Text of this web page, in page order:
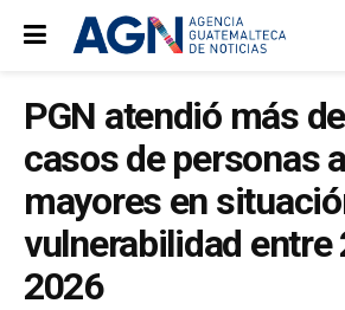
PGN atendió más
casos de personas
mayores en
vulnerabilidad entre
2026